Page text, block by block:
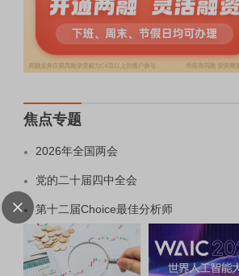
焦点专题
2026年全国两会
党的二十届四中全会
第十二届Choice最佳分析师